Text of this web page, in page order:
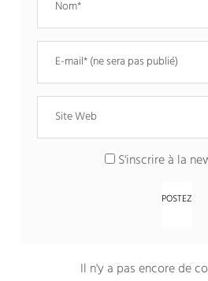
S'inscrire à la
Il n'y a pas encore de